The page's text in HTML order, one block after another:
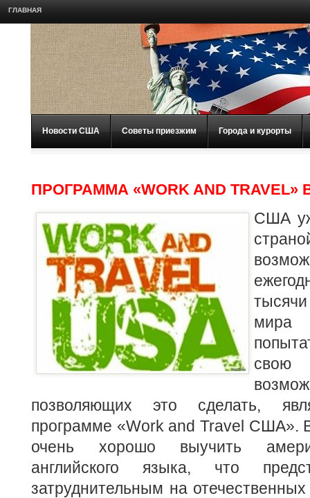
ГЛАВНАЯ
Новости США Советы приезжим Города и курорты
ПРОГРАММА «WORK AND
США
мира
свою
позволяющих это сделать,
программе «Work and Travel США».
очень хорошо выучить
английского языка, что
затруднительным на